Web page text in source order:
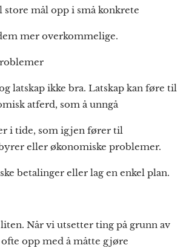
store mål opp i små konkrete
mer overkommelige.
latskap ikke bra. Latskap kan føre til
atferd, som å unngå
i tide, som igjen fører til
eller økonomiske problemer.
betalinger eller lag en enkel plan.
Når vi utsetter ting på grunn av
opp med å måtte gjøre